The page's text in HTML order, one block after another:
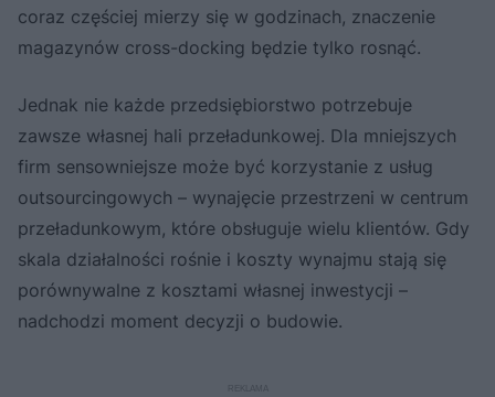
coraz częściej mierzy się w godzinach, znaczenie
magazynów cross-docking będzie tylko rosnąć.
Jednak nie każde przedsiębiorstwo potrzebuje
zawsze własnej hali przeładunkowej. Dla mniejszych
firm sensowniejsze może być korzystanie z usług
outsourcingowych – wynajęcie przestrzeni w centrum
przeładunkowym, które obsługuje wielu klientów. Gdy
skala działalności rośnie i koszty wynajmu stają się
porównywalne z kosztami własnej inwestycji –
nadchodzi moment decyzji o budowie.